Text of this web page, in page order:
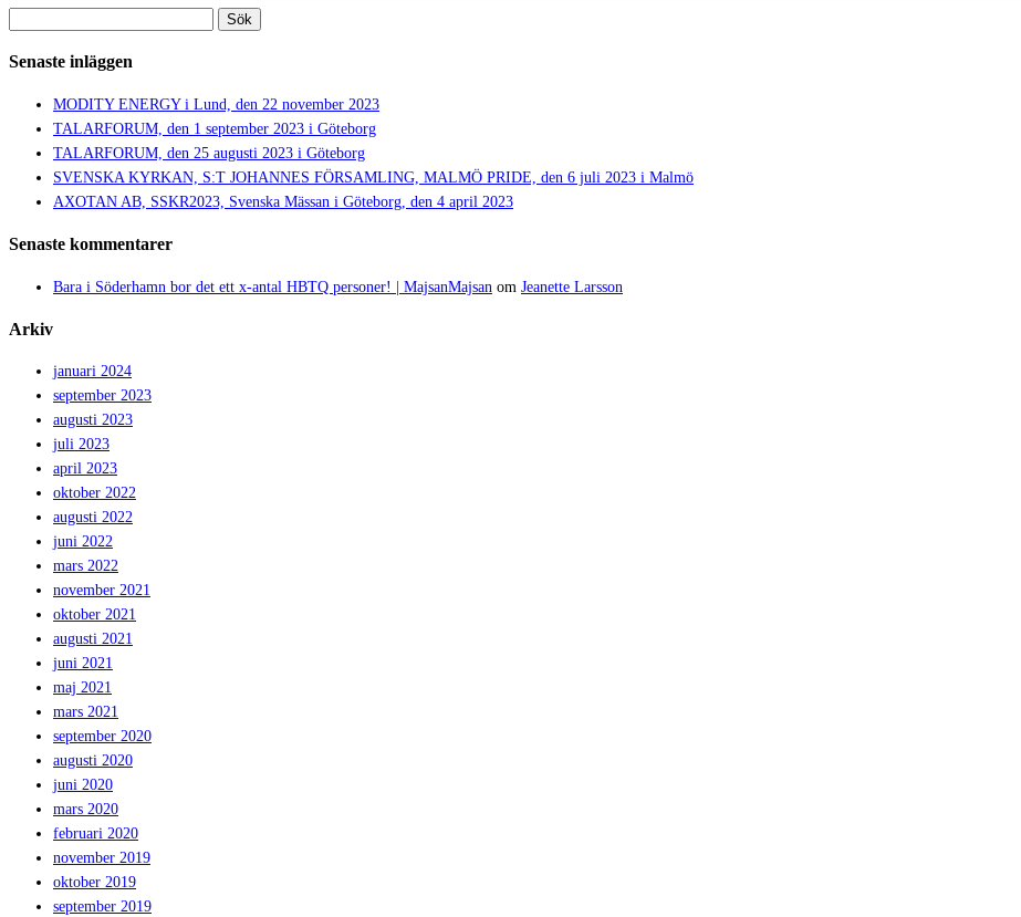
Senaste inläggen
MODITY ENERGY i Lund, den 22 november 2023
TALARFORUM, den 1 september 2023 i Göteborg
TALARFORUM, den 25 augusti 2023 i Göteborg
SVENSKA KYRKAN, S:T JOHANNES FÖRSAMLING, MALMÖ PRIDE, den 6 juli 2023 i Malmö
AXOTAN AB, SSKR2023, Svenska Mässan i Göteborg, den 4 april 2023
Senaste kommentarer
Bara i Söderhamn bor det ett x-antal HBTQ personer! | MajsanMajsan om Jeanette Larsson
Arkiv
januari 2024
september 2023
augusti 2023
juli 2023
april 2023
oktober 2022
augusti 2022
juni 2022
mars 2022
november 2021
oktober 2021
augusti 2021
juni 2021
maj 2021
mars 2021
september 2020
augusti 2020
juni 2020
mars 2020
februari 2020
november 2019
oktober 2019
september 2019